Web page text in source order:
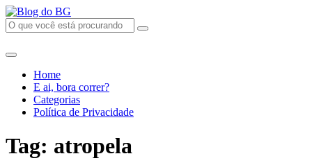
Home
E ai, bora correr?
Categorias
Política de Privacidade
Tag: atropela